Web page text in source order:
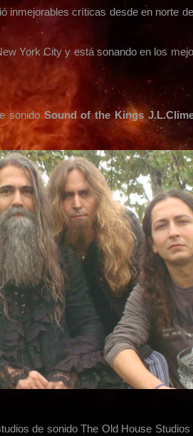
inmejorables críticas desde en norte
York City y está sonando en los
sonido Sound of the Kings
de sonido The Old House